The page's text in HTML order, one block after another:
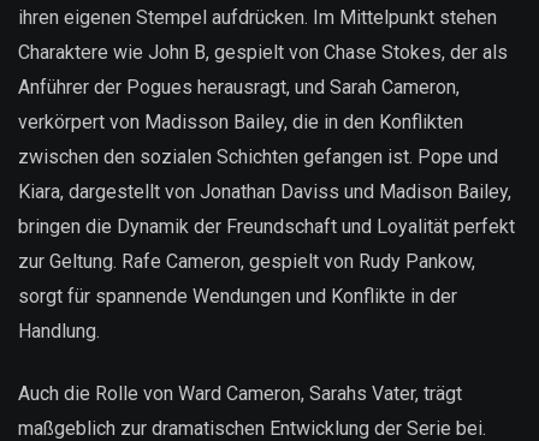
ihren eigenen Stempel aufdrücken. Im Mittelpunkt stehen
Charaktere wie John B, gespielt von Chase Stokes, der als
Anführer der Pogues herausragt, und Sarah Cameron,
verkörpert von Madisson Bailey, die in den Konflikten
zwischen den sozialen Schichten gefangen ist. Pope und
Kiara, dargestellt von Jonathan Daviss und Madison Bailey,
bringen die Dynamik der Freundschaft und Loyalität perfekt
zur Geltung. Rafe Cameron, gespielt von Rudy Pankow,
sorgt für spannende Wendungen und Konflikte in der
Handlung.
Auch die Rolle von Ward Cameron, Sarahs Vater, trägt
maßgeblich zur dramatischen Entwicklung der Serie bei.